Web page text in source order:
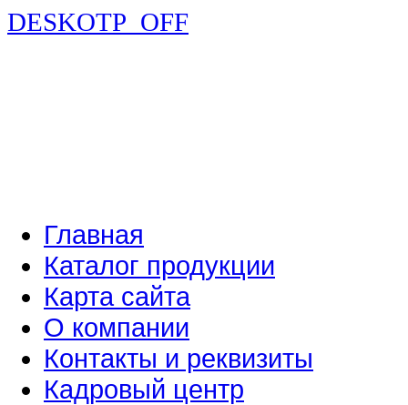
DESKOTP_OFF
Главная
Каталог продукции
Карта сайта
О компании
Контакты и реквизиты
Кадровый центр